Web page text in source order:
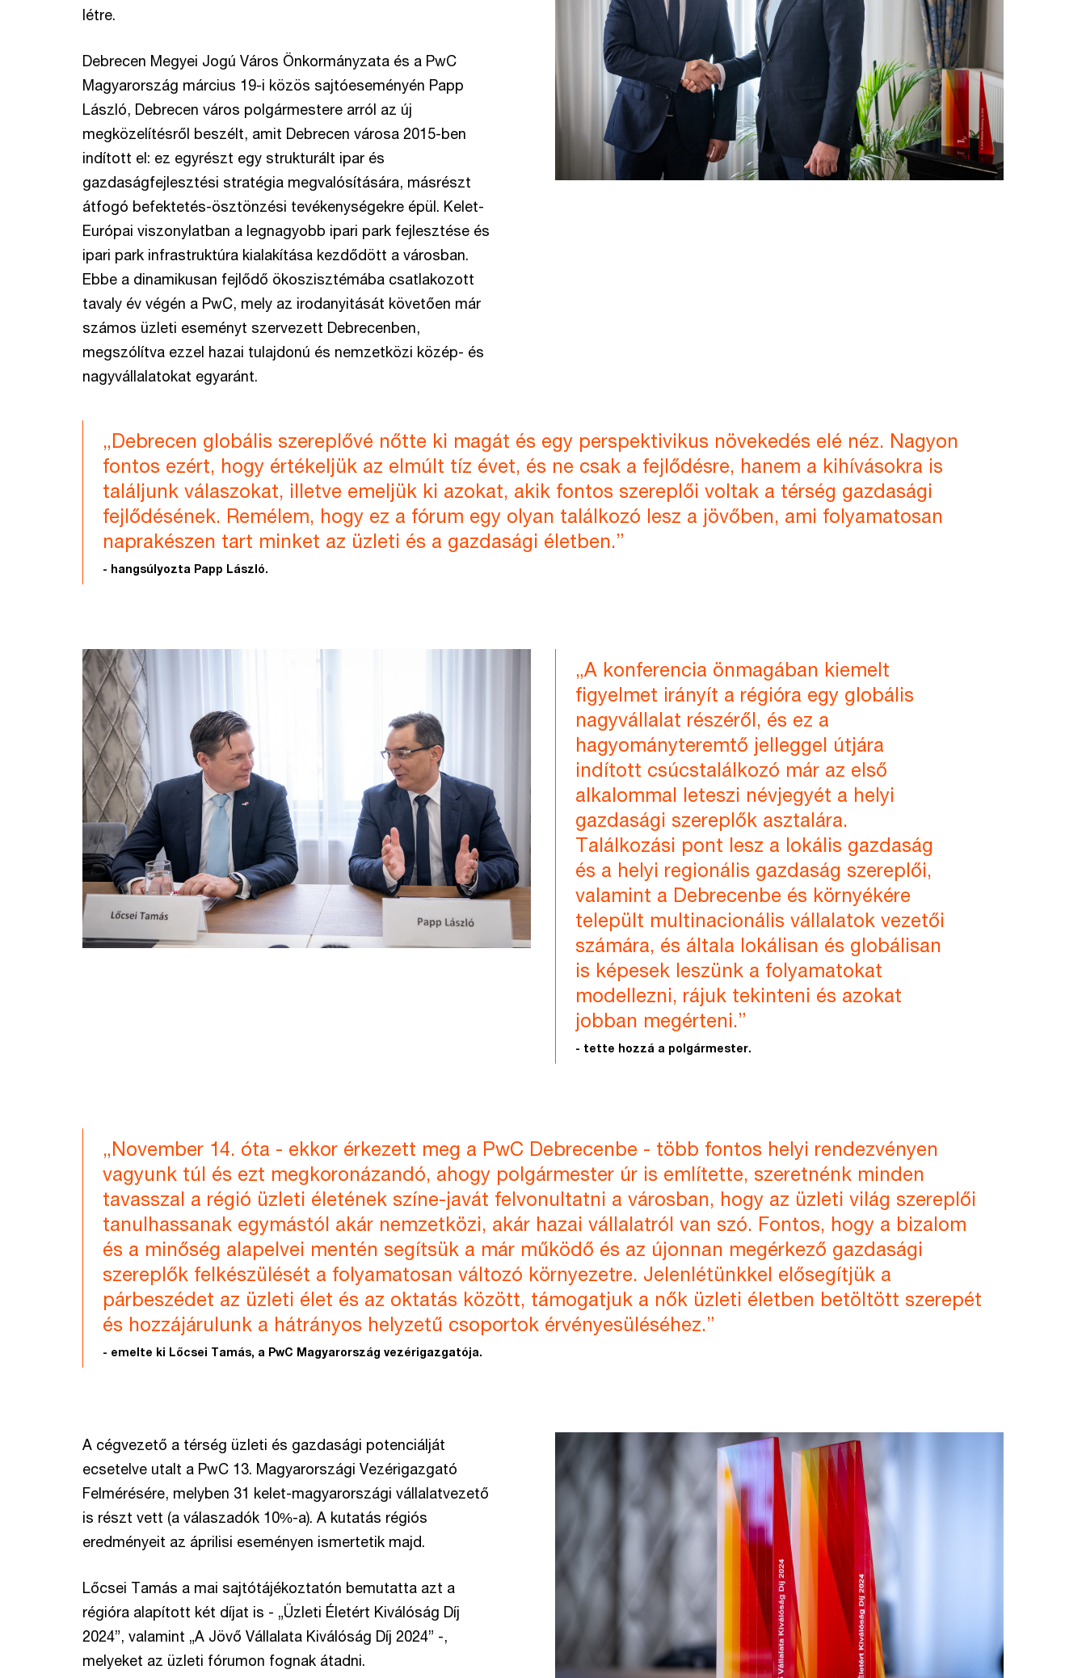
létre.
Debrecen Megyei Jogú Város Önkormányzata és a PwC
Magyarország március 19-i közös sajtóeseményén Papp
László, Debrecen város polgármestere arról az új
megközelítésről beszélt, amit Debrecen városa 2015-ben
indított el: ez egyrészt egy strukturált ipar és
gazdaságfejlesztési stratégia megvalósítására, másrészt
átfogó befektetés-ösztönzési tevékenységekre épül. Kelet-
Európai viszonylatban a legnagyobb ipari park fejlesztése és
ipari park infrastruktúra kialakítása kezdődött a városban.
Ebbe a dinamikusan fejlődő ökoszisztémába csatlakozott
tavaly év végén a PwC, mely az irodanyitását követően már
számos üzleti eseményt szervezett Debrecenben,
megszólítva ezzel hazai tulajdonú és nemzetközi közép- és
nagyvállalatokat egyaránt.
„Debrecen globális szereplővé nőtte ki magát és egy perspektivikus növekedés elé néz. Nagyon
fontos ezért, hogy értékeljük az elmúlt tíz évet, és ne csak a fejlődésre, hanem a kihívásokra is
találjunk válaszokat, illetve emeljük ki azokat, akik fontos szereplői voltak a térség gazdasági
fejlődésének. Remélem, hogy ez a fórum egy olyan találkozó lesz a jövőben, ami folyamatosan
naprakészen tart minket az üzleti és a gazdasági életben.”
- hangsúlyozta Papp László.
„A konferencia önmagában kiemelt
figyelmet irányít a régióra egy globális
nagyvállalat részéről, és ez a
hagyományteremtő jelleggel útjára
indított csúcstalálkozó már az első
alkalommal leteszi névjegyét a helyi
gazdasági szereplők asztalára.
Találkozási pont lesz a lokális gazdaság
és a helyi regionális gazdaság szereplői,
valamint a Debrecenbe és környékére
települt multinacionális vállalatok vezetői
számára, és általa lokálisan és globálisan
is képesek leszünk a folyamatokat
modellezni, rájuk tekinteni és azokat
jobban megérteni.”
- tette hozzá a polgármester.
„November 14. óta - ekkor érkezett meg a PwC Debrecenbe - több fontos helyi rendezvényen
vagyunk túl és ezt megkoronázandó, ahogy polgármester úr is említette, szeretnénk minden
tavasszal a régió üzleti életének színe-javát felvonultatni a városban, hogy az üzleti világ szereplői
tanulhassanak egymástól akár nemzetközi, akár hazai vállalatról van szó. Fontos, hogy a bizalom
és a minőség alapelvei mentén segítsük a már működő és az újonnan megérkező gazdasági
szereplők felkészülését a folyamatosan változó környezetre. Jelenlétünkkel elősegítjük a
párbeszédet az üzleti élet és az oktatás között, támogatjuk a nők üzleti életben betöltött szerepét
és hozzájárulunk a hátrányos helyzetű csoportok érvényesüléséhez.”
- emelte ki Lőcsei Tamás, a PwC Magyarország vezérigazgatója.
A cégvezető a térség üzleti és gazdasági potenciálját
ecsetelve utalt a PwC 13. Magyarországi Vezérigazgató
Felmérésére, melyben 31 kelet-magyarországi vállalatvezető
is részt vett (a válaszadók 10%-a). A kutatás régiós
eredményeit az áprilisi eseményen ismertetik majd.
Lőcsei Tamás a mai sajtótájékoztatón bemutatta azt a
régióra alapított két díjat is - „Üzleti Életért Kiválóság Díj
2024”, valamint „A Jövő Vállalata Kiválóság Díj 2024” -,
melyeket az üzleti fórumon fognak átadni.